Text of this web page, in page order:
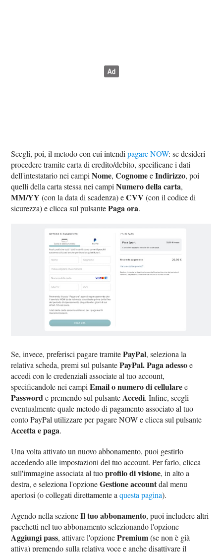
Scegli, poi, il metodo con cui intendipagare NOW: se desideri
procedere tramite carta di credito/debito, specificane i dati
dell'intestatario nei campiNome,CognomeeIndirizzo, poi
quelli della carta stessa nei campiNumero della carta,
MM/YY (con la data di scadenza) eCVV (con il codice di
sicurezza) e clicca sul pulsantePaga ora.
Se, invece, preferisci pagare tramitePayPal, seleziona la
relativa scheda, premi sul pulsantePayPal. Paga adessoe
accedi con le credenziali associate al tuo account,
specificandole nei campiEmail o numero di cellularee
Passworde premendo sul pulsanteAccedi. Infine, scegli
eventualmente quale metodo di pagamento associato al tuo
conto PayPal utilizzare per pagare NOW e clicca sul pulsante
Accetta e paga.
Una volta attivato un nuovo abbonamento, puoi gestirlo
accedendo alle impostazioni del tuo account. Per farlo, clicca
sull'immagine associata al tuoprofilo di visione, in alto a
destra, e seleziona l'opzioneGestione accountdal menu
apertosi (o collegati direttamente aquesta pagina).
Agendo nella sezioneIl tuo abbonamento, puoi includere altri
pacchetti nel tuo abbonamento selezionando l'opzione
Aggiungi pass, attivare l'opzionePremium(se non è già
attiva) premendo sulla relativa voce e anche disattivare il